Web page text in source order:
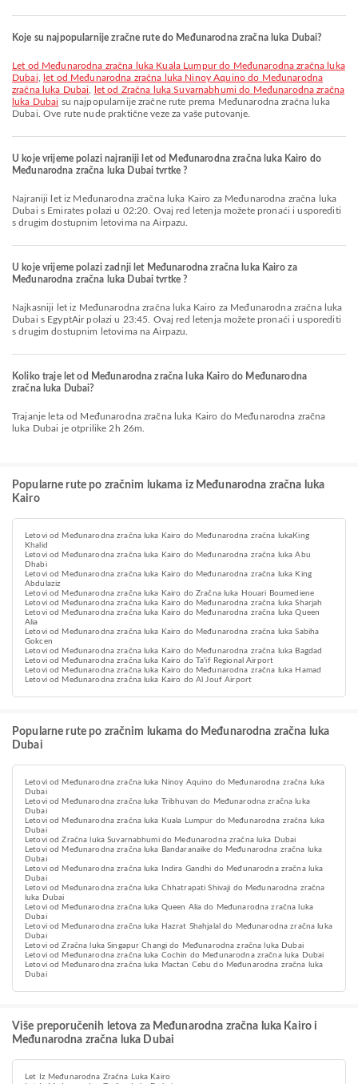
Koje su najpopularnije zračne rute do Međunarodna zračna luka Dubai?
let od Međunarodna zračna luka Kuala Lumpur do Međunarodna zračna luka
Dubai
let od Međunarodna zračna luka Ninoy Aquino do Međunarodna
zračna luka Dubai
let od Zračna luka Suvarnabhumi do Međunarodna zračna
luka Dubai su najpopularnije zračne rute prema Međunarodna zračna luka
Dubai. Ove rute nude praktične veze za vaše putovanje.
U koje vrijeme polazi najraniji let od Međunarodna zračna luka Kairo do
Međunarodna zračna luka Dubai tvrtke ?
Najraniji let iz Međunarodna zračna luka Kairo za Međunarodna zračna luka
Dubai s Emirates polazi u 02:20. Ovaj red letenja možete pronaći i usporediti
s drugim dostupnim letovima na Airpazu.
U koje vrijeme polazi zadnji let Međunarodna zračna luka Kairo za
Međunarodna zračna luka Dubai tvrtke ?
Najkasniji let iz Međunarodna zračna luka Kairo za Međunarodna zračna luka
Dubai s EgyptAir polazi u 23:45. Ovaj red letenja možete pronaći i usporediti
s drugim dostupnim letovima na Airpazu.
Koliko traje let od Međunarodna zračna luka Kairo do Međunarodna
zračna luka Dubai?
Trajanje leta od Međunarodna zračna luka Kairo do Međunarodna zračna
luka Dubai je otprilike 2h 26m.
Popularne rute po zračnim lukama iz Međunarodna zračna luka
Kairo
Letovi od Međunarodna zračna luka Kairo do Međunarodna zračna lukaKing
Khalid
Letovi od Međunarodna zračna luka Kairo do Međunarodna zračna luka Abu
Dhabi
Letovi od Međunarodna zračna luka Kairo do Međunarodna zračna luka King
Abdulaziz
Letovi od Međunarodna zračna luka Kairo do Zračna luka Houari Boumediene
Letovi od Međunarodna zračna luka Kairo do Međunarodna zračna luka Sharjah
Letovi od Međunarodna zračna luka Kairo do Međunarodna zračna luka Queen
Alia
Letovi od Međunarodna zračna luka Kairo do Međunarodna zračna luka Sabiha
Gokcen
Letovi od Međunarodna zračna luka Kairo do Međunarodna zračna luka Bagdad
Letovi od Međunarodna zračna luka Kairo do Ta'if Regional Airport
Letovi od Međunarodna zračna luka Kairo do Međunarodna zračna luka Hamad
Letovi od Međunarodna zračna luka Kairo do Al Jouf Airport
Popularne rute po zračnim lukama do Međunarodna zračna luka
Dubai
Letovi od Međunarodna zračna luka Ninoy Aquino do Međunarodna zračna luka
Dubai
Letovi od Međunarodna zračna luka Tribhuvan do Međunarodna zračna luka
Dubai
Letovi od Međunarodna zračna luka Kuala Lumpur do Međunarodna zračna luka
Dubai
Letovi od Zračna luka Suvarnabhumi do Međunarodna zračna luka Dubai
Letovi od Međunarodna zračna luka Bandaranaike do Međunarodna zračna luka
Dubai
Letovi od Međunarodna zračna luka Indira Gandhi do Međunarodna zračna luka
Dubai
Letovi od Međunarodna zračna luka Chhatrapati Shivaji do Međunarodna zračna
luka Dubai
Letovi od Međunarodna zračna luka Queen Alia do Međunarodna zračna luka
Dubai
Letovi od Međunarodna zračna luka Hazrat Shahjalal do Međunarodna zračna luka
Dubai
Letovi od Zračna luka Singapur Changi do Međunarodna zračna luka Dubai
Letovi od Međunarodna zračna luka Cochin do Međunarodna zračna luka Dubai
Letovi od Međunarodna zračna luka Mactan Cebu do Međunarodna zračna luka
Dubai
Više preporučenih letova za Međunarodna zračna luka Kairo i
Međunarodna zračna luka Dubai
Let Iz Međunarodna Zračna Luka Kairo